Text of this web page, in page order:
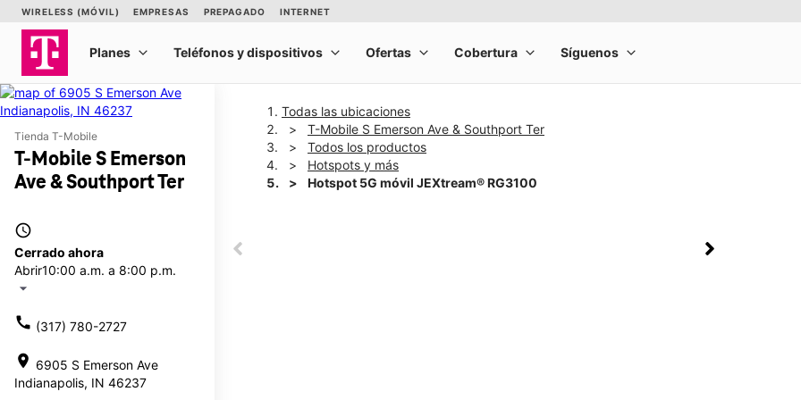
Tienda T-Mobile
T-Mobile S Emerson
Ave & Southport Ter
access_time
Cerrado ahora
Abrir10:00 a.m. a 8:00 p.m.
arrow_drop_down
call (317) 780-2727
location_on 6905 S Emerson Ave
Indianapolis, IN 46237
Todas las ubicaciones
T-Mobile S Emerson Ave & Southport Ter
Todos los productos
Hotspots y más
Hotspot 5G móvil JEXtream® RG3100
This carousel shows one large product image at a time. Use the Previous and Next buttons